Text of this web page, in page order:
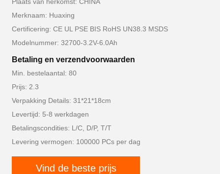
Merknaam: Huaxing
Certificering: CE UL PSE BIS RoHS UN38.3 MSDS
Modelnummer: 32700-3.2V-6.0Ah
Betaling en verzendvoorwaarden
Min. bestelaantal: 80
Prijs: 2.3
Verpakking Details: 31*21*18cm
Levertijd: 5-8 werkdagen
Betalingscondities: L/C, D/P, T/T
Levering vermogen: 100000 PCs per dag
Vind de beste prijs